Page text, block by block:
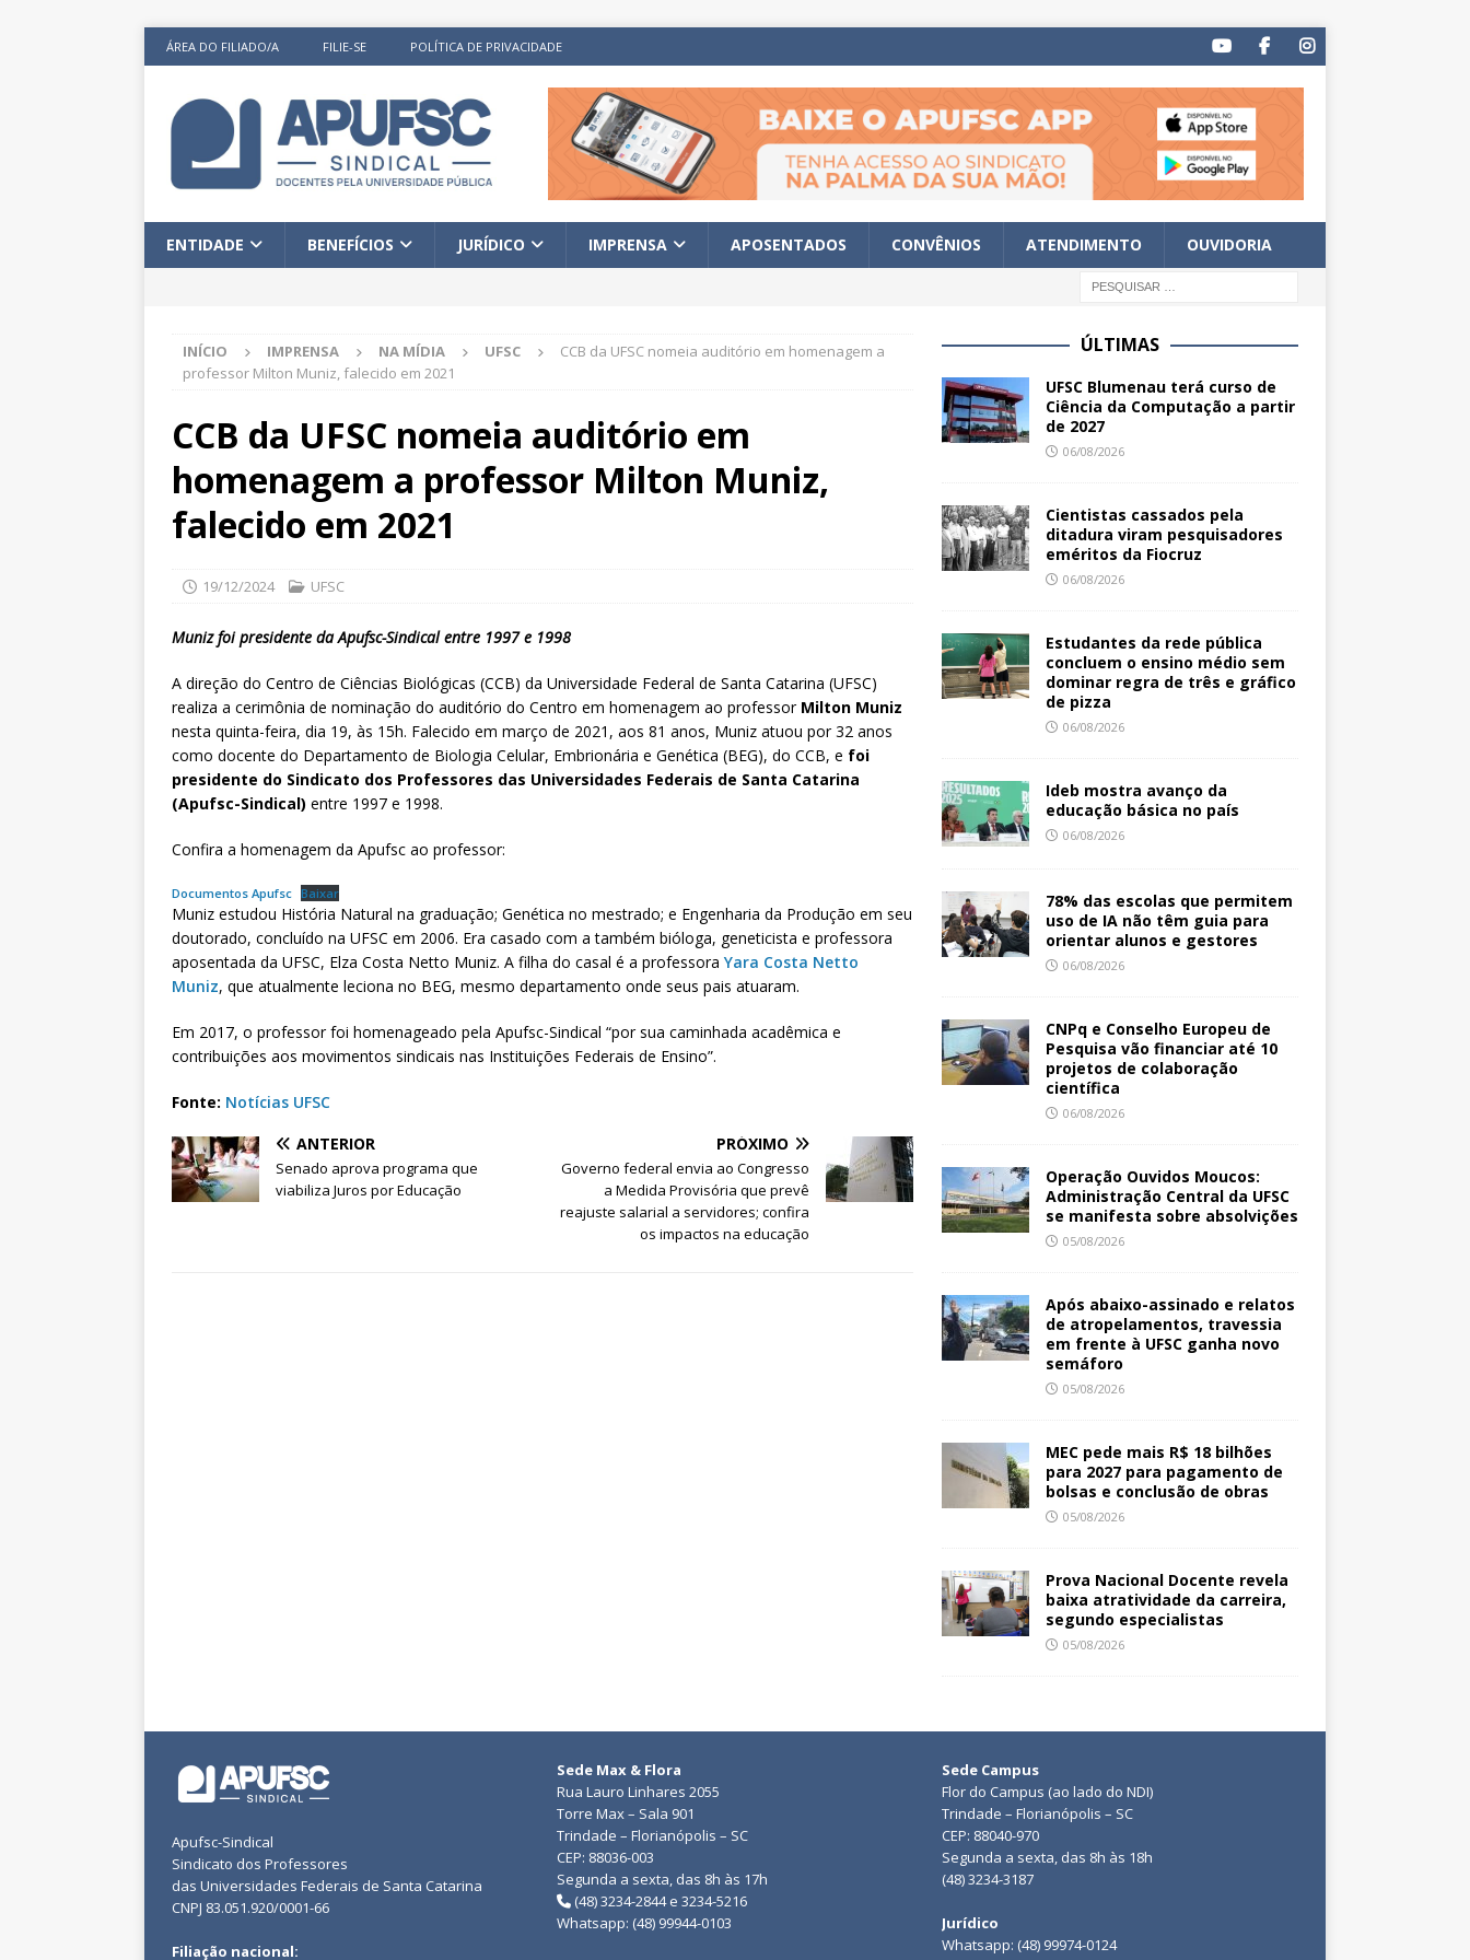
ÁREA DO FILIADO/A FILIE-SE POLÍTICA DE PRIVACIDADE
ENTIDADE BENEFÍCIOS JURÍDICO IMPRENSA APOSENTADOS CONVÊNIOS ATENDIMENTO OUVIDORIA
INÍCIO IMPRENSA NA MÍDIA UFSC
CCB da UFSC nomeia auditório em homenagem a
professor Milton Muniz, falecido em 2021
CCB da UFSC nomeia auditório em
homenagem a professor Milton Muniz,
falecido em 2021
19/12/2024 UFSC
Muniz foi presidente da Apufsc-Sindical entre 1997 e 1998
A direção do Centro de Ciências Biológicas (CCB) da Universidade Federal de Santa Catarina (UFSC)
realiza a cerimônia de nominação do auditório do Centro em homenagem ao professor Milton Muniz
nesta quinta-feira, dia 19, às 15h. Falecido em março de 2021, aos 81 anos, Muniz atuou por 32 anos
como docente do Departamento de Biologia Celular, Embrionária e Genética (BEG), do CCB, e foi
presidente do Sindicato dos Professores das Universidades Federais de Santa Catarina
(Apufsc-Sindical) entre 1997 e 1998.
Confira a homenagem da Apufsc ao professor:
Documentos Apufsc Baixar
Muniz estudou História Natural na graduação; Genética no mestrado; e Engenharia da Produção em seu
doutorado, concluído na UFSC em 2006. Era casado com a também bióloga, geneticista e professora
aposentada da UFSC, Elza Costa Netto Muniz. A filha do casal é a professora Yara Costa Netto
Muniz, que atualmente leciona no BEG, mesmo departamento onde seus pais atuaram.
Em 2017, o professor foi homenageado pela Apufsc-Sindical “por sua caminhada acadêmica e
contribuições aos movimentos sindicais nas Instituições Federais de Ensino”.
Fonte: Notícias UFSC
ANTERIOR
Senado aprova programa que
viabiliza Juros por Educação
PRÓXIMO
Governo federal envia ao Congresso
a Medida Provisória que prevê
reajuste salarial a servidores; confira
os impactos na educação
ÚLTIMAS
UFSC Blumenau terá curso de
Ciência da Computação a partir
de 2027
06/08/2026
Cientistas cassados pela
ditadura viram pesquisadores
eméritos da Fiocruz
06/08/2026
Estudantes da rede pública
concluem o ensino médio sem
dominar regra de três e gráfico
de pizza
06/08/2026
Ideb mostra avanço da
educação básica no país
06/08/2026
78% das escolas que permitem
uso de IA não têm guia para
orientar alunos e gestores
06/08/2026
CNPq e Conselho Europeu de
Pesquisa vão financiar até 10
projetos de colaboração
científica
06/08/2026
Operação Ouvidos Moucos:
Administração Central da UFSC
se manifesta sobre absolvições
05/08/2026
Após abaixo-assinado e relatos
de atropelamentos, travessia
em frente à UFSC ganha novo
semáforo
05/08/2026
MEC pede mais R$ 18 bilhões
para 2027 para pagamento de
bolsas e conclusão de obras
05/08/2026
Prova Nacional Docente revela
baixa atratividade da carreira,
segundo especialistas
05/08/2026
Apufsc-Sindical
Sindicato dos Professores
das Universidades Federais de Santa Catarina
CNPJ 83.051.920/0001-66
Filiação nacional:
Sede Max & Flora
Rua Lauro Linhares 2055
Torre Max – Sala 901
Trindade – Florianópolis – SC
CEP: 88036-003
Segunda a sexta, das 8h às 17h
(48) 3234-2844 e 3234-5216
Whatsapp: (48) 99944-0103
Sede Campus
Flor do Campus (ao lado do NDI)
Trindade – Florianópolis – SC
CEP: 88040-970
Segunda a sexta, das 8h às 18h
(48) 3234-3187
Jurídico
Whatsapp: (48) 99974-0124